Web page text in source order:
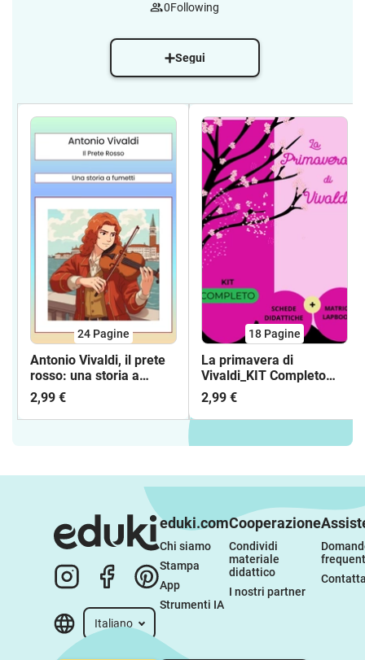
0Following
Segui
24 Pagine
Antonio Vivaldi, il prete
rosso: una storia a
fumetti
2,99 €
18 Pagine
La primavera di
Vivaldi_KIT Completo
(Schede didattiche +
Matrici per Lapbook)
2,99 €
Italiano
eduki.com
Chi siamo
Stampa
App
Strumenti IA
Cooperazione
Condividi
materiale
didattico
I nostri partner